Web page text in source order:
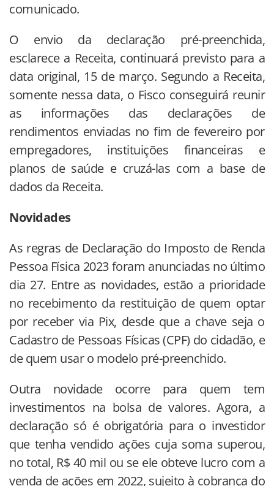
comunicado.
O envio da declaração pré-preenchida,
esclarece a Receita, continuará previsto para a
data original, 15 de março. Segundo a Receita,
somente nessa data, o Fisco conseguirá reunir
as informações das declarações de
rendimentos enviadas no fim de fevereiro por
empregadores, instituições financeiras e
planos de saúde e cruzá-las com a base de
dados da Receita.
Novidades
As regras de Declaração do Imposto de Renda
Pessoa Física 2023 foram anunciadas no último
dia 27. Entre as novidades, estão a prioridade
no recebimento da restituição de quem optar
por receber via Pix, desde que a chave seja o
Cadastro de Pessoas Físicas (CPF) do cidadão, e
de quem usar o modelo pré-preenchido.
Outra novidade ocorre para quem tem
investimentos na bolsa de valores. Agora, a
declaração só é obrigatória para o investidor
que tenha vendido ações cuja soma superou,
no total, R$ 40 mil ou se ele obteve lucro com a
venda de ações em 2022, sujeito à cobrança do